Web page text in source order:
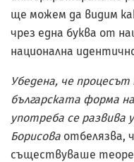
ще можем да видим
чрез една буква от
национална
Убедена, че
българската форма
употреба се развива
Борисова отбелязва,
съществуваше